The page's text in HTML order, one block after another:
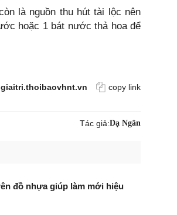
là nguồn thu hút tài lộc nên
hoặc 1 bát nước thả hoa để
giaitri.thoibaovhnt.vn copy link
Tác giả:Dạ Ngân
đồ nhựa giúp làm mới hiệu